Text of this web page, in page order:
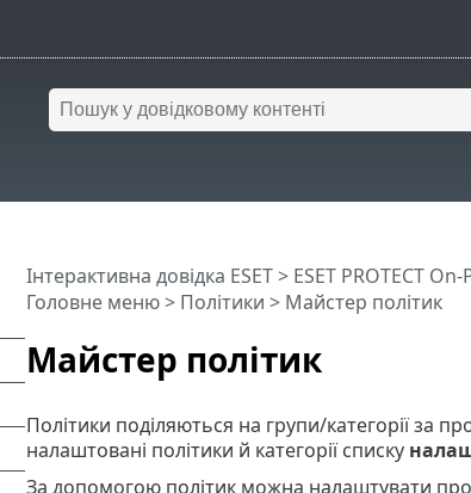
Майстер політик
Інтерактивна довідка ESET> ESET PROTECT
Головне меню> Політики > Майстер політик
Політики поділяються на групи/категорії за
налаштовані політики й категорії списку
За допомогою політик можна налаштувати